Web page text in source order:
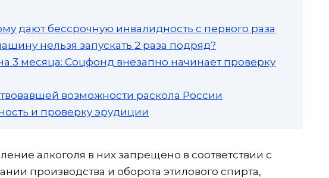
дают бессрочную инвалидность с первого раза
нельзя запускать 2 раза подряд?
3 месяца: Соцфонд внезапно начинает проверку
возможности раскола России
и проверку эрудиции
алкоголя в них запрещено в соответствии с
производства и оборота этилового спирта,